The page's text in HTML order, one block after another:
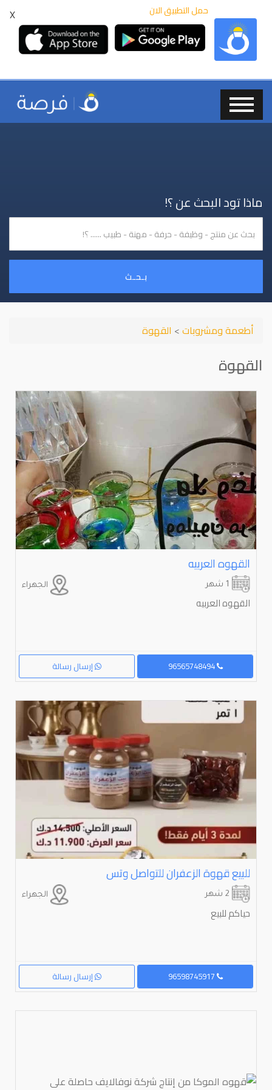
X حمل التطبيق الان
ماذا تود البحث عن ؟!
بـحـث
أطعمة ومشروبات> القهوة
القهوة
القهوه العربيه
الجهراء
القهوه العربيه
إرسال رسالة 96565748494
للبيع قهوة الزعفران للتواصل وتس
الجهراء
حياكم للبيع
إرسال رسالة